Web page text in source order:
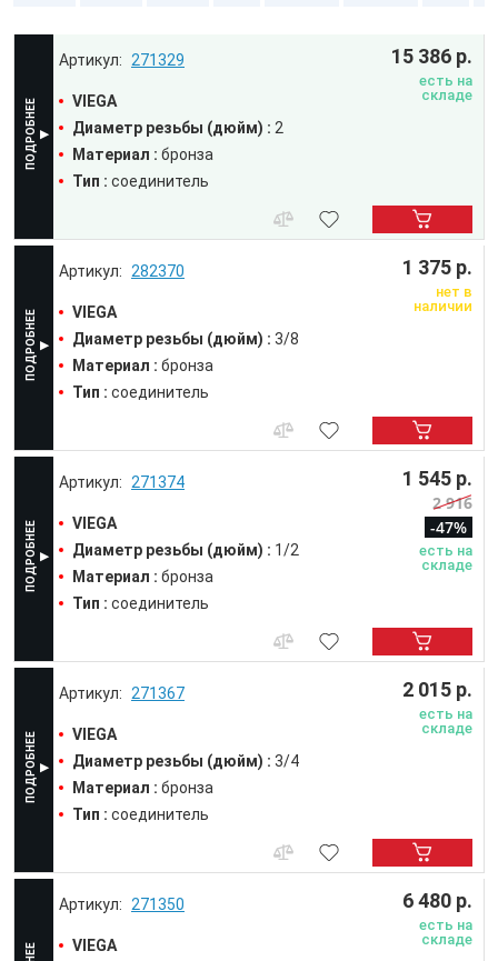
282370
VIEGA
Диаметр резьбы (дюйм) : 3/8
Материал : бронза
Тип : соединитель
1 375 р.
нет в
наличии
271374
VIEGA
Диаметр резьбы (дюйм) : 1/2
Материал : бронза
Тип : соединитель
1 545 р.
2 916
-47%
есть на
складе
271367
VIEGA
Диаметр резьбы (дюйм) : 3/4
Материал : бронза
Тип : соединитель
2 015 р.
есть на
складе
271350
VIEGA
6 480 р.
есть на
складе
271329
VIEGA
Диаметр резьбы (дюйм) : 2
Материал : бронза
Тип : соединитель
15 386 р.
есть на
складе